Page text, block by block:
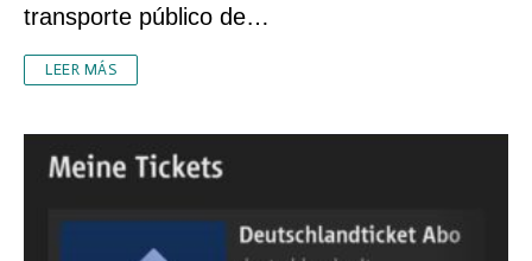
transporte público de…
LEER MÁS